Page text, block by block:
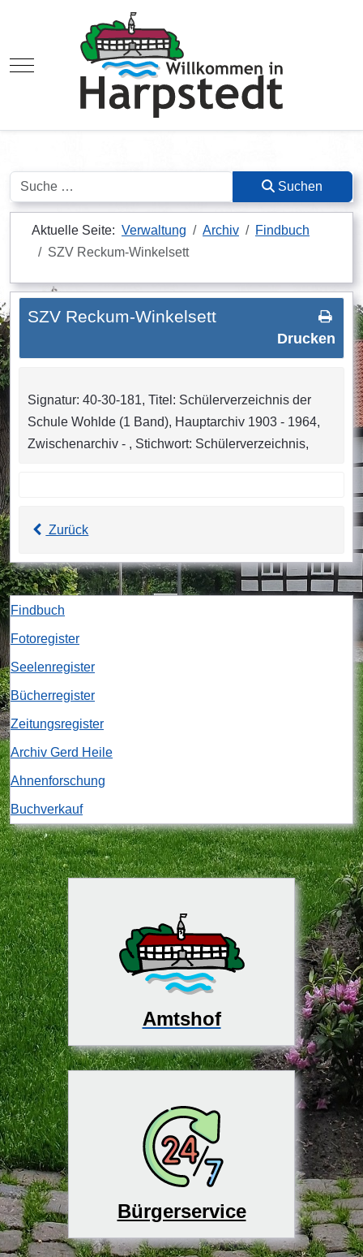
Mobile Menu Toggle
Suchen Suchen
Aktuelle Seite: Verwaltung Archiv
Findbuch
SZV Reckum-Winkelsett
Drucken
SZV Reckum-Winkelsett
Signatur: 40-30-181, Titel: Schülerverzeichnis der
Schule Wohlde (1 Band), Hauptarchiv 1903 - 1964,
Zwischenarchiv - , Stichwort: Schülerverzeichnis,
Zurück
Findbuch
Fotoregister
Seelenregister
Bücherregister
Zeitungsregister
Archiv Gerd Heile
Ahnenforschung
Buchverkauf
Amtshof
Bürgerservice